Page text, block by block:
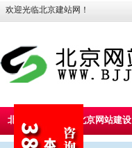
欢迎光临北京建站网！
北京建站首页 北京网站建设